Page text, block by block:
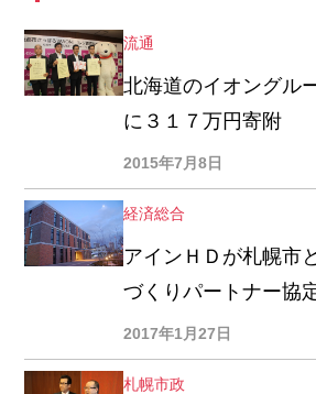
流通
北海道のイオングル
に３１７万円寄附
ぽろＷＡＯＮ」利用
収益金
2015年7月8日
経済総合
アインＨＤが札幌市
づくりパートナー協
2017年1月27日
札幌市政